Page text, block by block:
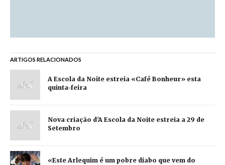
ARTIGOS RELACIONADOS
A Escola da Noite estreia «Café Bonheur» esta
quinta-feira
Nova criação d'A Escola da Noite estreia a 29 de
Setembro
«Este Arlequim é um pobre diabo que vem do